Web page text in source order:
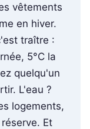
vêtements
en hiver.
traître :
5°C la
quelqu'un
L'eau ?
logements,
Et